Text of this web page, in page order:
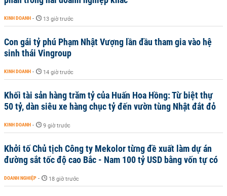
KINH DOANH - 13 giờ trước
Con gái tỷ phú Phạm Nhật Vượng lần đầu tham gia vào hệ
sinh thái Vingroup
KINH DOANH - 14 giờ trước
Khối tài sản hàng trăm tỷ của Huấn Hoa Hồng: Từ biệt thự
50 tỷ, dàn siêu xe hàng chục tỷ đến vườn tùng Nhật đắt đỏ
KINH DOANH - 9 giờ trước
Khởi tố Chủ tịch Công ty Mekolor từng đề xuất làm dự án
đường sắt tốc độ cao Bắc - Nam 100 tỷ USD bằng vốn tự có
DOANH NGHIỆP - 18 giờ trước